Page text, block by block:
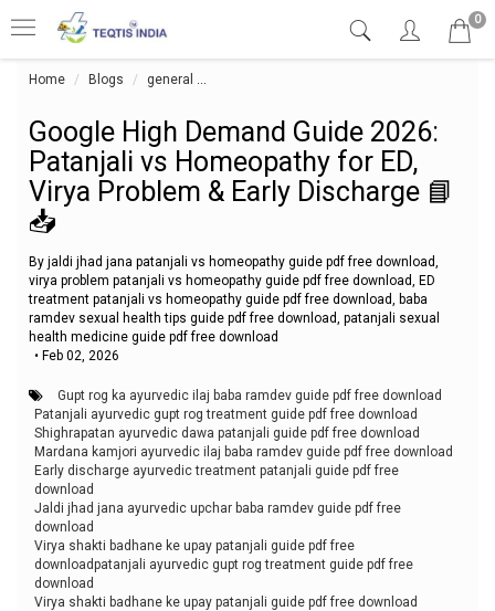
0
Home Blogs general
Google High Demand Guide 2026:
Patanjali vs Homeopathy for ED,
Virya Problem & Early Discharge 📘
📥
By jaldi jhad jana patanjali vs homeopathy guide pdf free download,
virya problem patanjali vs homeopathy guide pdf free download, ED
treatment patanjali vs homeopathy guide pdf free download, baba
ramdev sexual health tips guide pdf free download, patanjali sexual
health medicine guide pdf free download
• Feb 02, 2026
Gupt rog ka ayurvedic ilaj baba ramdev guide pdf free download
Patanjali ayurvedic gupt rog treatment guide pdf free download
Shighrapatan ayurvedic dawa patanjali guide pdf free download
Mardana kamjori ayurvedic ilaj baba ramdev guide pdf free download
Early discharge ayurvedic treatment patanjali guide pdf free
download
Jaldi jhad jana ayurvedic upchar baba ramdev guide pdf free
download
Virya shakti badhane ke upay patanjali guide pdf free
downloadpatanjali ayurvedic gupt rog treatment guide pdf free
download
Virya shakti badhane ke upay patanjali guide pdf free download